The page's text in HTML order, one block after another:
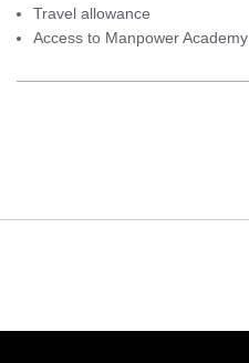
Travel allowance
Access to Manpower Academy